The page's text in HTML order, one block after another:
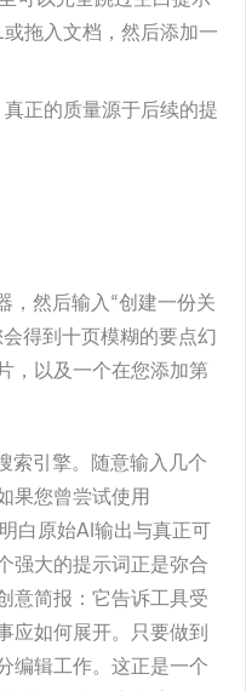
拖入文档，然后添加一
正的质量源于后续的提
，然后输入“创建一份关
得到十页模糊的要点幻
，以及一个在您添加第
索引擎。随意输入几个
果您曾尝试使用
白原始AI输出与真正可
强大的提示词正是弥合
意简报：它告诉工具受
应如何展开。只要做到
编辑工作。这正是一个